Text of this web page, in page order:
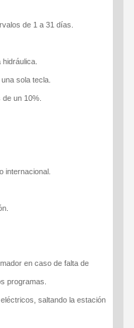
de 1 a 31 días.
sola tecla.
un 10%.
internacional.
en caso de falta de
programas.
saltando la estación